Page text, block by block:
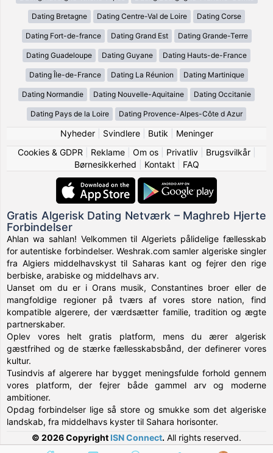
Dating Bretagne Dating Centre-Val de Loire Dating Corse
Dating Fort-de-france Dating Grand Est Dating Grande-Terre
Dating Guadeloupe Dating Guyane Dating Hauts-de-France
Dating Île-de-France Dating La Réunion Dating Martinique
Dating Normandie Dating Nouvelle-Aquitaine Dating Occitanie
Dating Pays de la Loire Dating Provence-Alpes-Côte d Azur
Nyheder| Svindlere| Butik
Meninger
Cookies & GDPR
Reklame| Om os| Privatliv| Brugsvilkår|
Børnesikkerhed
Kontakt| FAQ
Gratis Algerisk Dating Netværk – Maghreb Hjerte
Forbindelser
Ahlan wa sahlan! Velkommen til Algeriets pålidelige fællesskab
for autentiske forbindelser. Weshrak.com samler algeriske singler
fra Algiers middelhavskyst til Saharas kant og fejrer den rige
berbiske, arabiske og middelhavs arv.
Uanset om du er i Orans musik, Constantines broer eller de
mangfoldige regioner på tværs af vores store nation, find
kompatible algerere, der værdsætter familie, tradition og ægte
partnerskaber.
Oplev vores helt gratis platform, mens du ærer algerisk
gæstfrihed og de stærke fællesskabsbånd, der definerer vores
kultur.
Tusindvis af algerere har bygget meningsfulde forhold gennem
vores platform, der fejrer både gammel arv og moderne
ambitioner.
Opdag forbindelser lige så store og smukke som det algeriske
landskab, fra middelhavs kyster til Sahara horisonter.
© 2026 Copyright ISN Connect. All rights reserved.